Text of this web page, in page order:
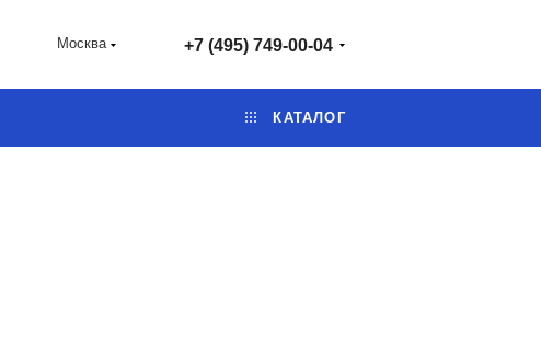
Москва +7 (495) 749-00-04
КАТАЛОГ